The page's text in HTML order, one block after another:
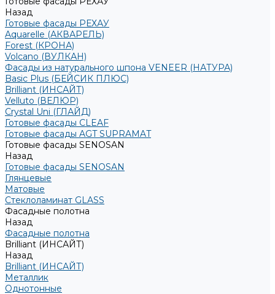
Назад
Готовые фасады РЕХАУ
Aquarelle (АКВАРЕЛЬ)
Forest (КРОНА)
Volcano (ВУЛКАН)
Фасады из натурального шпона VENEER (НАТУРА)
Basic Plus (БЕЙСИК ПЛЮС)
Brilliant (ИНСАЙТ)
Velluto (ВЕЛЮР)
Crystal Uni (ГЛАЙД)
Готовые фасады CLEAF
Готовые фасады AGT SUPRAMAT
Готовые фасады SENOSAN
Назад
Готовые фасады SENOSAN
Глянцевые
Матовые
Стеклоламинат GLASS
Фасадные полотна
Назад
Фасадные полотна
Brilliant (ИНСАЙТ)
Назад
Brilliant (ИНСАЙТ)
Металлик
Однотонные